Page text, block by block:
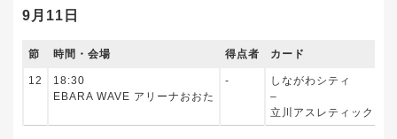
9月11日
節 時間・会場 得点者 カード
12
18:30
EBARA WAVE アリーナおおた
‐
しながわシティ
–
立川アスレティックFC